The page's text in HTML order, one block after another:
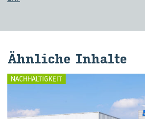
Ähn­li­che In­hal­te
NACHHALTIGKEIT